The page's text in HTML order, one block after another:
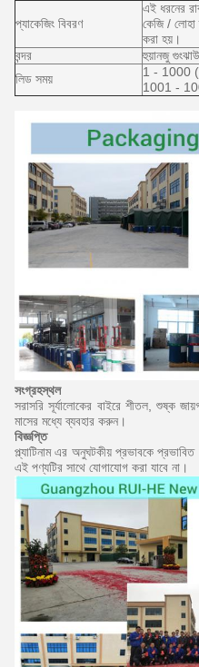
প্যাকেজিং বিবরণ
এই ধরনের
কেজি / লোহা
করা হয়।
বন্দর
হুয়ানজু
লিড সময়
1 - 1000
1001 -
সংগ্রহস্থল
সরাসরি সূর্যালোকের বাইরে শীতল, শুষ্ক
মাসের মধ্যে ব্যবহার করুন।
বিজ্ঞপ্তি
প্ল্যাটিনাম এর অনুঘটকীয় প্রভাবকে
এই পণ্যটির সাথে যোগাযোগ করা যাবে না।